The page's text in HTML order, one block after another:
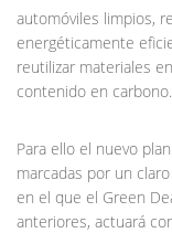
automóviles limpios,
energéticamente
reutilizar materiales
contenido en
Para ello el nuevo
marcadas por un
en el que el Green
anteriores, actuará